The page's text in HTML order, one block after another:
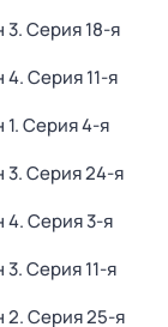
3. Серия 18-я
4. Серия 11-я
1. Серия 4-я
3. Серия 24-я
4. Серия 3-я
3. Серия 11-я
2. Серия 25-я